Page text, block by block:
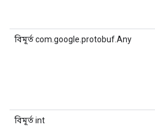
বিমূর্ত com.google.protobuf.Any
বিমূর্ত int